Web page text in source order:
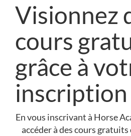
Visionnez
cours
grâce à
inscription
En vous inscrivant à Horse
accéder à des cours